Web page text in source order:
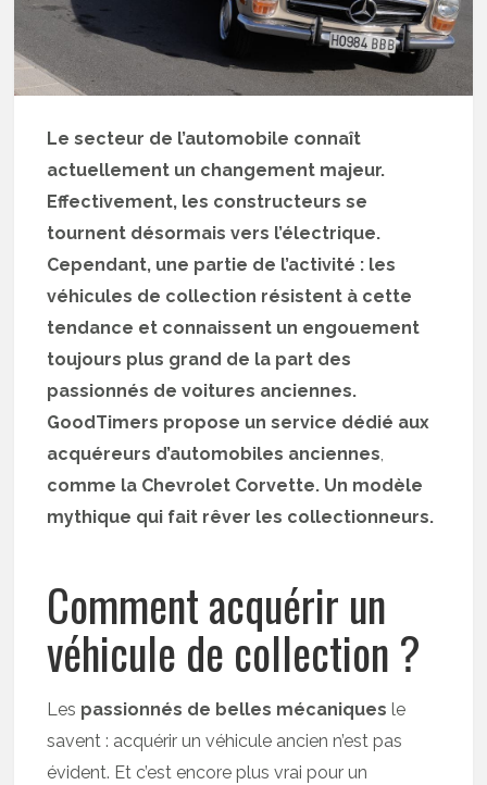
Le secteur de l’automobile connaît
actuellement un changement majeur.
Effectivement, les constructeurs se
tournent désormais vers l’électrique.
Cependant, une partie de l’activité : les
véhicules de collection résistent à cette
tendance et connaissent un engouement
toujours plus grand de la part des
passionnés de voitures anciennes.
GoodTimers propose un service dédié aux
acquéreurs d’automobiles anciennes,
comme la Chevrolet Corvette. Un modèle
mythique qui fait rêver les collectionneurs.
Comment acquérir un
véhicule de collection ?
Les passionnés de belles mécaniques le
savent : acquérir un véhicule ancien n’est pas
évident. Et c’est encore plus vrai pour un